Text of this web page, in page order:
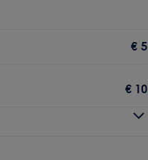
Πυλαίας
Go to venue€ 5
€ 10